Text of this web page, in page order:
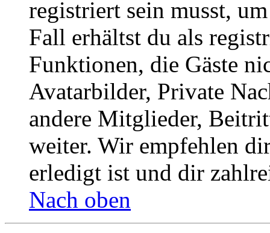
registriert sein musst,
Fall erhältst du als
Funktionen, die Gäste
Avatarbilder, Private
andere Mitglieder,
weiter. Wir empfehlen
erledigt ist und dir
Nach oben